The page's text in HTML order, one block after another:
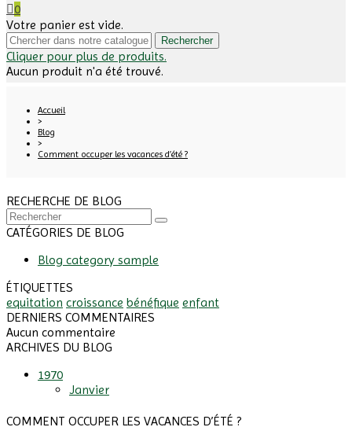
0
Votre panier est vide.
Rechercher
Cliquer pour plus de produits.
Aucun produit n'a été trouvé.
Accueil
>
Blog
>
Comment occuper les vacances d’été ?
RECHERCHE DE BLOG
CATÉGORIES DE BLOG
Blog category sample
ÉTIQUETTES
equitation croissance bénéfique enfant
DERNIERS COMMENTAIRES
Aucun commentaire
ARCHIVES DU BLOG
1970
Janvier
COMMENT OCCUPER LES VACANCES D’ÉTÉ ?